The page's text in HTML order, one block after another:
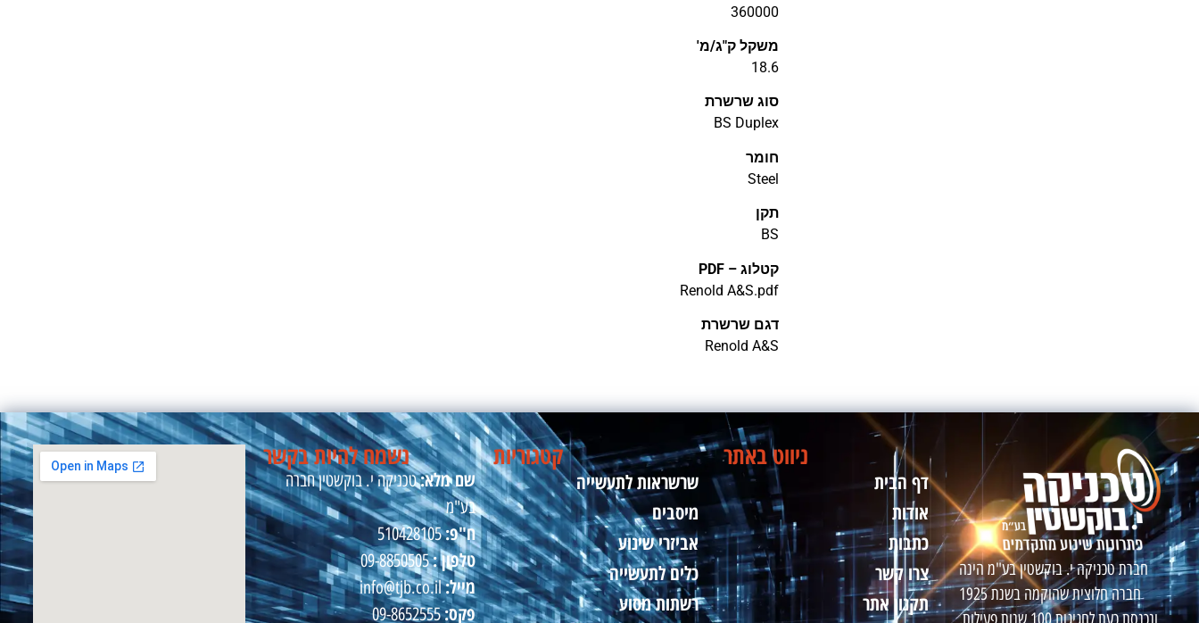
360000
משקל ק"ג/מ'
18.6
סוג שרשרת
BS Duplex
חומר
Steel
תקן
BS
קטלוג – PDF
Renold A&S.pdf
דגם שרשרת
Renold A&S
חברת טכניקה י. בוקשטין בע"מ הינה
חברה חלוצית שהוקמה בשנת 1925
ונכנסת כעת לחגיגות 100 שנות פעילות.
ניווט באתר
דף הבית
אודות
כתבות
צרו קשר
תקנון אתר
קטגוריות
שרשראות לתעשייה
מיסבים
אביזרי שינוע
כלים לתעשייה
רשתות מסוע
נשמח להיות בקשר
שם מלא:טכניקה י. בוקשטין חברה
בע"מ
ח"פ:510428105
טלפון :09-8850505
מייל:info@tjb.co.il
פקס:09-8652555